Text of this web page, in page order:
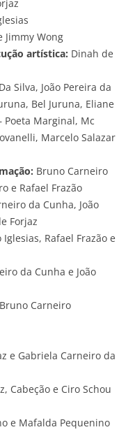
Jimmy Wong
artística: Dinah de
Silva, João Pereira da
Bel Juruna, Eliane
Poeta Marginal, Mc
Marcelo Salazar
Bruno Carneiro
e Rafael Frazão
da Cunha, João
Forjaz
Iglesias, Rafael Frazão e
da Cunha e João
Carneiro
e Gabriela Carneiro da
Cabeção e Ciro Schou
e Mafalda Pequenino